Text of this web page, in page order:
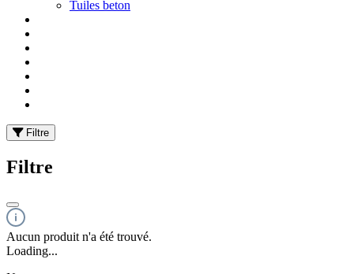
Tuiles beton
Filtre
Filtre
Aucun produit n'a été trouvé.
Loading...